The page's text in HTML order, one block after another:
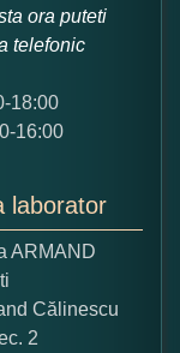
ora puteti
telefonic
18:00
16:00
laborator
ARMAND
Călinescu
2